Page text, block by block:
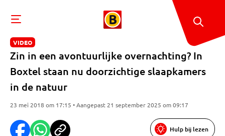
VIDEO
Zin in een avontuurlijke overnachting? In
Boxtel staan nu doorzichtige slaapkamers
in de natuur
23 mei 2018 om 17:15 • Aangepast 21 september 2025 om 09:17
Hulp bij lezen